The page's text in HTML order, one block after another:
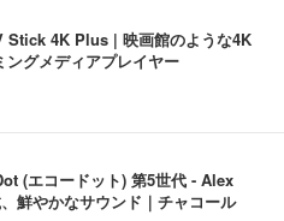
4K Plus | 映画館のような4K
グメディアプレイヤー
(エコードット) 第5世代 - Alex
鮮やかなサウンド｜チャコール